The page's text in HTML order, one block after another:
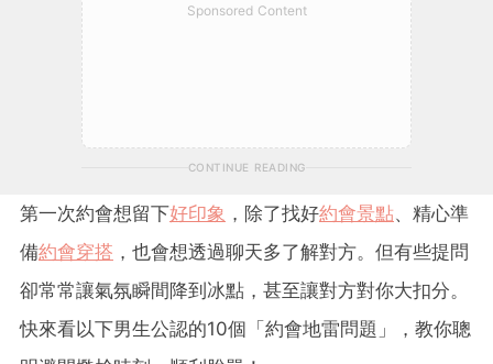
Sponsored Content
CONTINUE READING
第一次約會想留下好印象 ，除了找好約會景點、精心準
備約會穿搭 ，也會想透過聊天多了解對方。但有些提問
卻常常讓氣氛瞬間降到冰點，甚至讓對方對你大扣分。
快來看以下男生公認的10個「約會地雷問題」，教你聰